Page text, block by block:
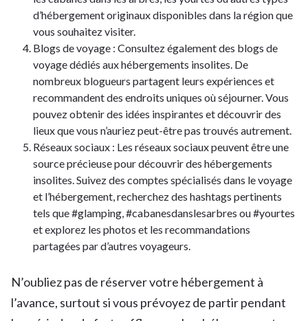
d’hébergement originaux disponibles dans la région que
vous souhaitez visiter.
Blogs de voyage : Consultez également des blogs de
voyage dédiés aux hébergements insolites. De
nombreux blogueurs partagent leurs expériences et
recommandent des endroits uniques où séjourner. Vous
pouvez obtenir des idées inspirantes et découvrir des
lieux que vous n’auriez peut-être pas trouvés autrement.
Réseaux sociaux : Les réseaux sociaux peuvent être une
source précieuse pour découvrir des hébergements
insolites. Suivez des comptes spécialisés dans le voyage
et l’hébergement, recherchez des hashtags pertinents
tels que #glamping, #cabanesdanslesarbres ou #yourtes
et explorez les photos et les recommandations
partagées par d’autres voyageurs.
N’oubliez pas de réserver votre hébergement à
l’avance, surtout si vous prévoyez de partir pendant